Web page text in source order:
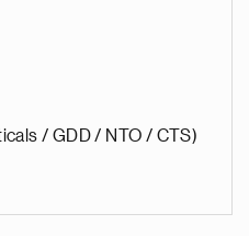
/ GDD / NTO / CTS)